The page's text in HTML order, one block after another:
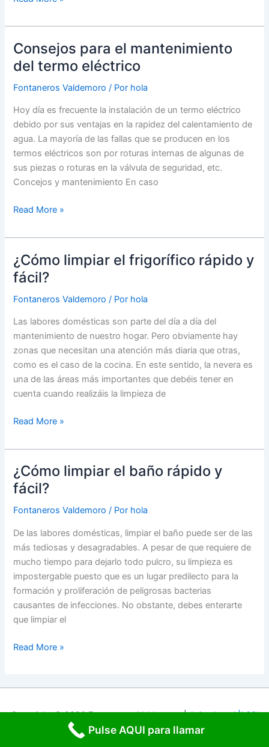
para
cuidar
las
tuberías
del
Consejos para el mantenimiento
del termo eléctrico
Fontaneros Valdemoro / Por hola
Hoy día es frecuente la instalación de un termo eléctrico
debido por sus ventajas en la rapidez del calentamiento de
agua. La mayoría de las fallas que se producen en los
termos eléctricos son por roturas internas de algunas de
sus piezas o roturas en la válvula de seguridad, etc.
Concejos y mantenimiento En caso
Consejos
el
mantenimiento
del
termo
eléctrico
Read More »
¿Cómo limpiar el frigorífico rápido y
fácil?
Fontaneros Valdemoro / Por hola
Las labores domésticas son parte del día a día del
mantenimiento de nuestro hogar. Pero obviamente hay
zonas que necesitan una atención más diaria que otras,
como es el caso de la cocina. En este sentido, la nevera es
una de las áreas más importantes que debéis tener en
cuenta cuando realizáis la limpieza de
¿Cómo
el
frigorífico
rápido
y
fácil?
Read More »
¿Cómo limpiar el baño rápido y
fácil?
Fontaneros Valdemoro / Por hola
De las labores domésticas, limpiar el baño puede ser de las
más tediosas y desagradables. A pesar de que requiere de
mucho tiempo para dejarlo todo pulcro, su limpieza es
impostergable puesto que es un lugar predilecto para la
formación y proliferación de peligrosas bacterias
causantes de infecciones. No obstante, debes enterarte
que limpiar el
¿Cómo
baño
Read More »
Copyright © 2026 Fontaneros Valdemoro |Aviso Legal |LSSI
Pulse AQUI para llamar